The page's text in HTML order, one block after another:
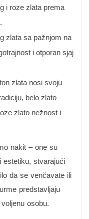
i roze zlata prema
zlata sa pažnjom na
i otporan sjaj
zlata nosi svoju
belo zlato
zlato nežnost i
nakit – one su
estetiku, stvarajući
da se venčavate ili
predstavljaju
osobu.